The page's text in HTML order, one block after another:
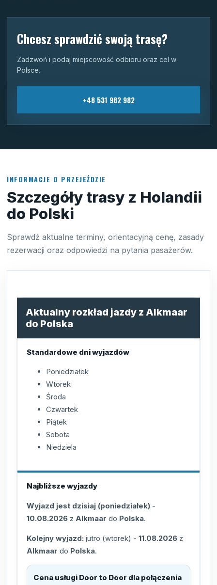
Chcesz sprawdzić swoją trasę?
Zadzwoń i podaj miejscowość odbioru oraz cel w
Polsce.
+48 531 982 982
INFORMACJE O PRZEJEŹDZIE
Szczegóły trasy z Holandii
do Polski
Sprawdź aktualne terminy, orientacyjną cenę, zasady
rezerwacji oraz odpowiedzi na pytania pasażerów.
Aktualny rozkład jazdy z Alkmaar
do Polska
Standardowe dni wyjazdów
Poniedziałek
Wtorek
Środa
Czwartek
Piątek
Sobota
Niedziela
Najbliższe wyjazdy
Wyjazd jest dzisiaj (poniedziałek) -
10.08.2026 z Alkmaar do Polska.
Kolejny wyjazd: jutro (wtorek) - 11.08.2026 z
Alkmaar do Polska.
Cena usługi Door to Door dla połączenia